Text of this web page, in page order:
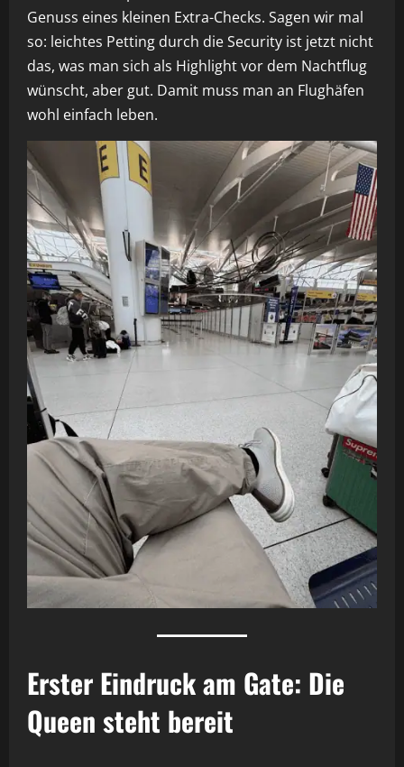
Genuss eines kleinen Extra-Checks. Sagen wir mal
so: leichtes Petting durch die Security ist jetzt nicht
das, was man sich als Highlight vor dem Nachtflug
wünscht, aber gut. Damit muss man an Flughäfen
wohl einfach leben.
Erster Eindruck am Gate: Die
Queen steht bereit